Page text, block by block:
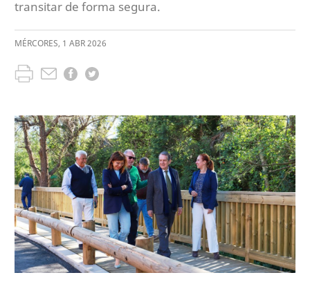
transitar de forma segura.
MÉRCORES, 1 ABR2026